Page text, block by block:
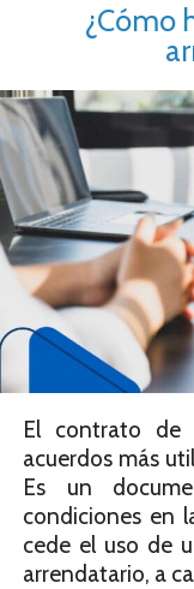
¿Cómo
El contrato de
acuerdos más
Es un
condiciones en
cede el uso de
arrendatario, a